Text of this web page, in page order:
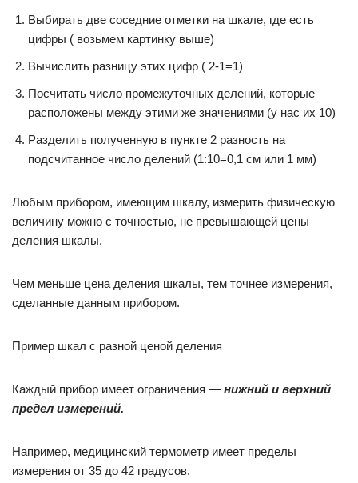
Выбирать две соседние отметки на шкале, где есть
цифры ( возьмем картинку выше)
Вычислить разницу этих цифр ( 2-1=1)
Посчитать число промежуточных делений, которые
расположены между этими же значениями (у нас их 10)
Разделить полученную в пункте 2 разность на
подсчитанное число делений (1:10=0,1 см или 1 мм)
Любым прибором, имеющим шкалу, измерить физическую
величину можно с точностью, не превышающей цены
деления шкалы.
Чем меньше цена деления шкалы, тем точнее измерения,
сделанные данным прибором.
Пример шкал с разной ценой деления
Каждый прибор имеет ограничения — нижний и верхний
предел измерений.
Например, медицинский термометр имеет пределы
измерения от 35 до 42 градусов.